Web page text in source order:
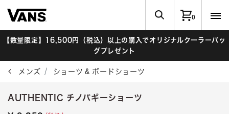
0
【数量限定】16,500円（税込）以上の購入でオリジナルクーラーバッ
グプレゼント
メンズ ショーツ & ボードショーツ
AUTHENTIC チノバギーショーツ